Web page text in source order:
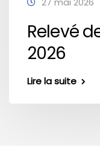
Relevé
2026
Lire la suite